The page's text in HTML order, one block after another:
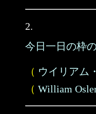
2.
今日一日の枠
（ ウイリアム
（ William